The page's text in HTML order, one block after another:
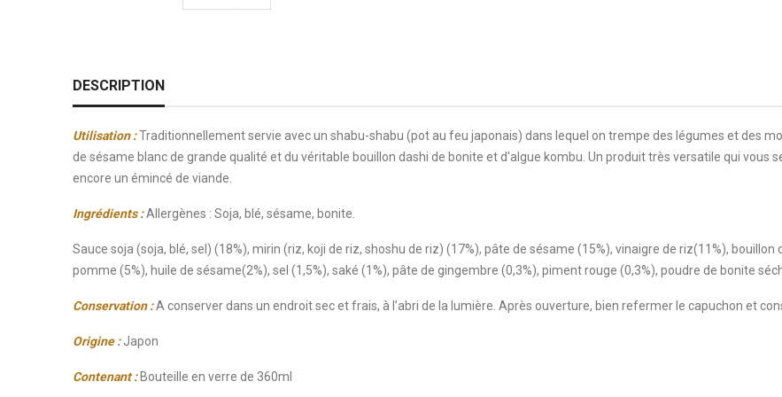
DESCRIPTION
Utilisation :Traditionnellement servie avec un shabu-shabu (pot au feu japonais) dans lequel on trempe des légumes et des
de sésame blanc de grande qualité et du véritable bouillon dashi de bonite et d'algue kombu. Un produit très versatile qui vous
encore un émincé de viande.
Ingrédients :Allergènes : Soja, blé, sésame, bonite.
Sauce soja (soja, blé, sel) (18%), mirin (riz, koji de riz, shoshu de riz) (17%), pâte de sésame (15%), vinaigre de riz(11%),
pomme (5%), huile de sésame(2%), sel (1,5%), saké (1%), pâte de gingembre (0,3%), piment rouge (0,3%), poudre de bonite
Conservation :A conserver dans un endroit sec et frais, à l’abri de la lumière. Après ouverture, bien refermer le capuchon et
Origine : Japon
Contenant :Bouteille en verre de 360ml